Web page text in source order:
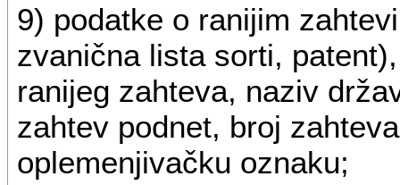
9) podatke o ranijim
zvanična lista sorti,
ranijeg zahteva, naziv
zahtev podnet, broj
oplemenjivačku oznaku;